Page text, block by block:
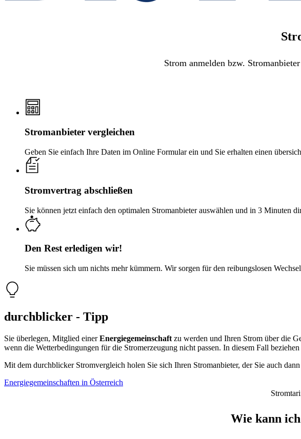
Strom anmelden bzw.
Stromanbieter vergleichen
Geben Sie einfach Ihre Daten im Online Formular ein und Sie erhalten einen
Stromvertrag abschließen
Sie können jetzt einfach den optimalen Stromanbieter auswählen und in 3 Minuten
Den Rest erledigen wir!
Sie müssen sich um nichts mehr kümmern. Wir sorgen für den reibungslosen
durchblicker - Tipp
Sie überlegen, Mitglied einerEnergiegemeinschaft zu werden und Ihren Strom über die
wenn die Wetterbedingungen für die Stromerzeugung nicht passen. In diesem Fall
Mit dem durchblicker Stromvergleich holen Sie sich Ihren Stromanbieter, der Sie auch
Energiegemeinschaften in Österreich
Wie kann